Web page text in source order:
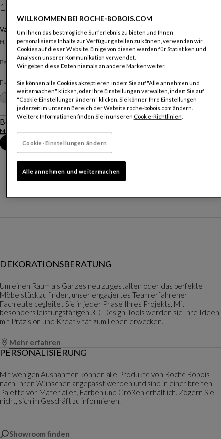
150 €
Vase.
H. 25 X ∅. 8 Cm
Weitere Dimensionen
Bezug : Céramique
Farben :Navy Brillant
+8
Weitere Farben
Beschreibung
Mehr anzeigen
Termin im Geschäft vereinbaren
DEKORATIONSBERATUNG
Um einen Raum als Ganzes neu zu gestalten oder das perfekte
Möbelstück zu finden, unser engagiertes Team erfahrener
Fachleute begleitet Sie in jeder Phase Ihres Projekts. Mit
besonders leistungsfähigen 3D-Design-Tools werden sie Ihre Ideen
mit Präzision und Kreativität zum Leben erwecken.
Mehr erfahren
PERSONALISIERUNG
Mit wenigen Ausnahmen können alle Produkte von Roche Bobois
nach Ihren Wünschen angepasst werden und sind in einer breiten
Palette von Materialien, Farben und Größen erhältlich. Zögern Sie
nicht, sich im Geschäft zu informieren.
Showroom finden
WILLKOMMEN BEI ROCHE-BOBOIS.COM
Um Ihnen das bestmögliche Surferlebnis zu bieten und Ihnen
personalisierte Inhalte zur Verfügung stellen zu können, verwenden wir
Cookies auf dieser Website. Einige von diesen werden für Statistiken und
Analysen unserer Kommunikation verwendet.
Wir geben diese Daten niemals an andere Marken weiter.
Sie können alle Cookies akzeptieren, indem Sie auf "Alle annehmen und
weitermachen" klicken, oder Ihre Einstellungen verwalten, indem Sie auf
"Cookie-Einstellungen ändern" klicken. Sie können Ihre Einstellungen
jederzeit im unteren Bereich der Website roche-bobois.com ändern.
Weitere Informationen finden Sie in unseren Cookie-Richtlinien
Cookie-Einstellungen ändern
Alle annehmen und weitermachen